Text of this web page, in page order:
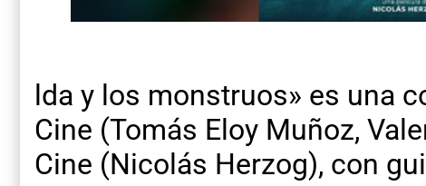
lda y los monstruos» es una
Cine (Tomás Eloy Muñoz,
Cine (Nicolás Herzog), con